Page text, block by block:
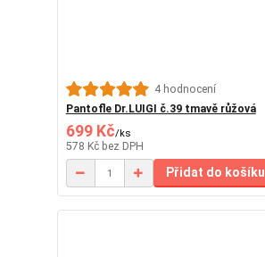
4 hodnocení
Pantofle Dr.LUIGI č.39 tmavě růžová
699 Kč/ks
578 Kč bez DPH
Přidat do košíku